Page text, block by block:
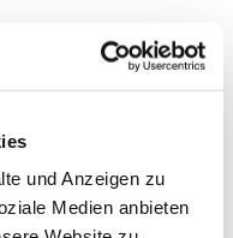
und Anzeigen zu
Medien anbieten
Fulda unter
formulierte als
sowie
stärker